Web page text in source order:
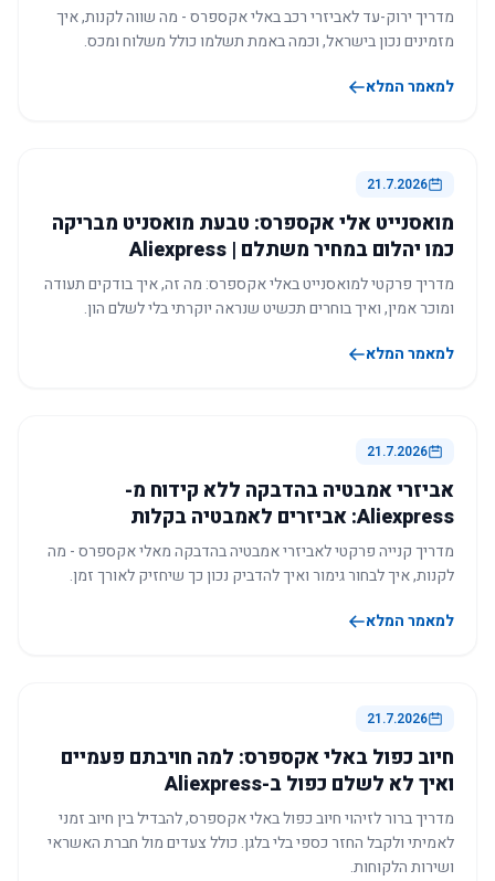
מדריך ירוק-עד לאביזרי רכב באלי אקספרס - מה שווה לקנות, איך
מזמינים נכון בישראל, וכמה באמת תשלמו כולל משלוח ומכס.
למאמר המלא
21.7.2026
מואסנייט אלי אקספרס: טבעת מואסניט מבריקה
כמו יהלום במחיר משתלם | Aliexpress
מדריך פרקטי למואסנייט באלי אקספרס: מה זה, איך בודקים תעודה
ומוכר אמין, ואיך בוחרים תכשיט שנראה יוקרתי בלי לשלם הון.
למאמר המלא
21.7.2026
אביזרי אמבטיה בהדבקה ללא קידוח מ-
Aliexpress: אביזרים לאמבטיה בקלות
מדריך קנייה פרקטי לאביזרי אמבטיה בהדבקה מאלי אקספרס - מה
לקנות, איך לבחור גימור ואיך להדביק נכון כך שיחזיק לאורך זמן.
למאמר המלא
21.7.2026
חיוב כפול באלי אקספרס: למה חויבתם פעמיים
ואיך לא לשלם כפול ב-Aliexpress
מדריך ברור לזיהוי חיוב כפול באלי אקספרס, להבדיל בין חיוב זמני
לאמיתי ולקבל החזר כספי בלי בלגן. כולל צעדים מול חברת האשראי
ושירות הלקוחות.